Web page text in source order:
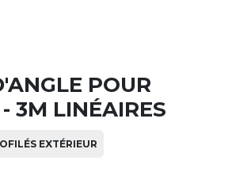
POUR
3M LINÉAIRES
EXTÉRIEUR